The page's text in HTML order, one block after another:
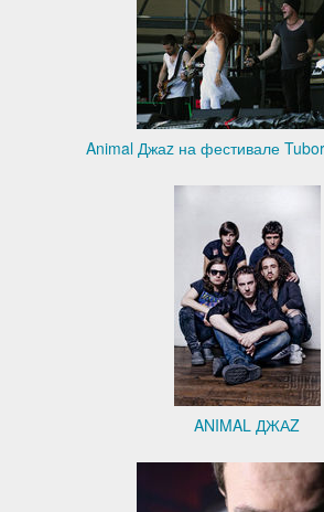
Animal Джаz на фестивале
ANIMAL ДЖАZ